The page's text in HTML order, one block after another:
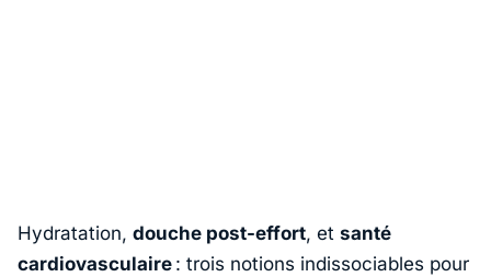
Hydratation, douche post-effort, et santé
cardiovasculaire : trois notions indissociables pour